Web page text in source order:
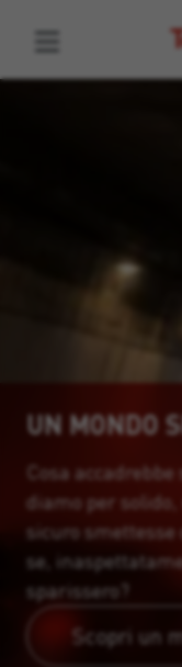
UN MONDO
Cosa
diamo per
sicuro smettesse
se,
sparissero?
Scopri un